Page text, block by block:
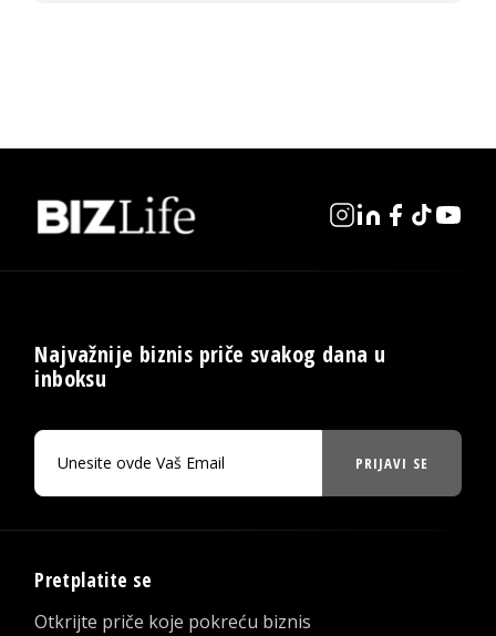
Najvažnije biznis priče svakog dana u
inboksu
PRIJAVI SE
Pretplatite se
Otkrijte priče koje pokreću biznis